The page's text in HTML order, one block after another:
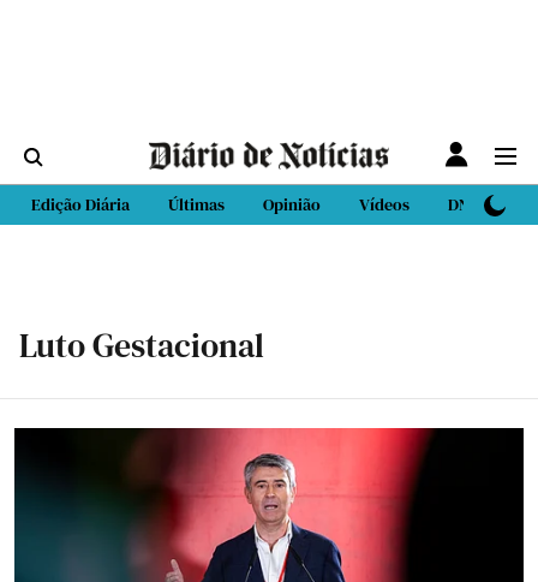
Edição Diária Últimas Opinião Vídeos DN Sport
Luto Gestacional